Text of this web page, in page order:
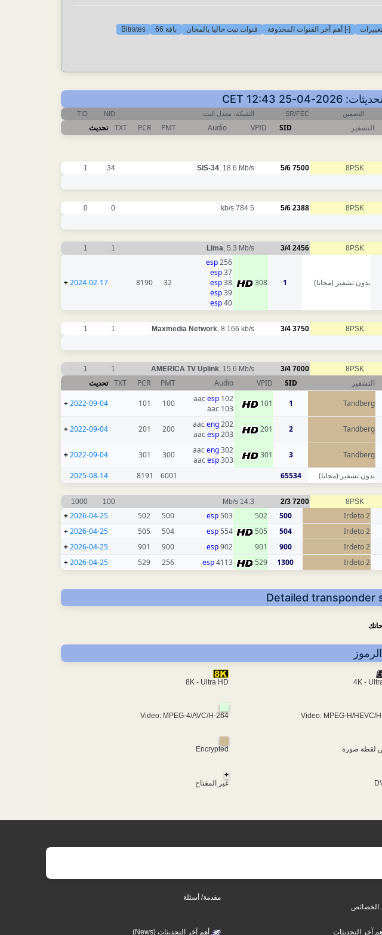
[-] أهم آخر القنوات المحذوفة قنوات تبث حاليا بالمجان باقة 66 Bitrates
التضمين SR/FEC الشبكة، معدل البت NID
TID
التشفير SID
VPID
Audio
PMT
PCR
TXT تحديث
8PSK
7500
5/6
SIS-34, 18.6 Mb/s
34
1
8PSK
2388
5/6
5 784 kb/s
0
0
8PSK
2456
3/4
Lima, 5.3 Mb/s
1
1
بدون تشفير (مجانا) 1
308
256
esp
37
esp
38
esp
39
esp
40
esp
32
8190
2024-02-17
+
8PSK
3750
3/4
Maxmedia Network, 8 166 kb/s
1
1
8PSK
7000
3/4
AMERICA TV Uplink, 15.6 Mb/s
1
1
التشفير SID
VPID
Audio
PMT
PCR
TXT تحديث
Tandberg
1
101
102 aac
esp
103 aac
100
101
2022-09-04
+
Tandberg
2
201
202 aac
eng
203 aac
esp
200
201
2022-09-04
+
Tandberg
3
301
302 aac
eng
303 aac
esp
300
301
2022-09-04
+
بدون تشفير (مجانا) 65534
6001
8191
2025-08-14
8PSK
7200
2/3
14.3 Mb/s
100
1000
Irdeto 2
500
502
503
esp
500
502
2026-04-25
+
Irdeto 2
504
505
554
esp
504
505
2026-04-25
+
Irdeto 2
900
901
902
esp
900
901
2026-04-25
+
Irdeto 2
1300
529
4113
esp
256
529
2026-04-25
+
Detailed transponder
8K - Ultra HD 4K -
Video: MPEG-4/AVC/H-264 Video: MPEG-H/HEVC/
Encrypted لقطة صورة
+
غير المفتاح
مقدمة/ أسئلة
الخصائص
أهم آخر التحديثات (News) آخر التحديثات